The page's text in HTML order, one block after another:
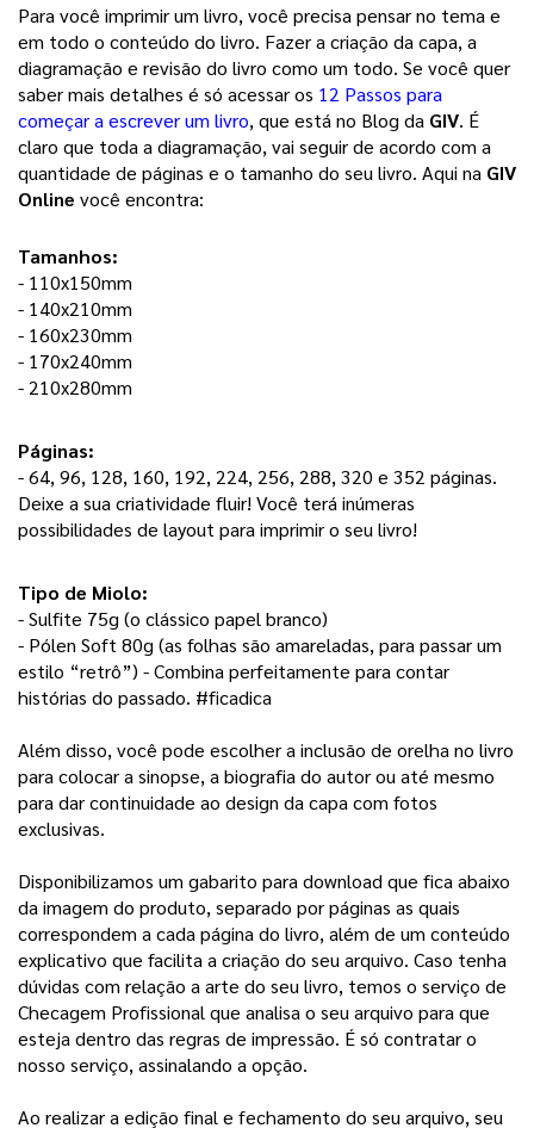
Para você imprimir um livro, você precisa pensar no tema e
em todo o conteúdo do livro. Fazer a criação da capa, a
diagramação e revisão do livro como um todo. Se você quer
saber mais detalhes é só acessar os 12 Passos para
começar a escrever um livro, que está no Blog da GIV. É
claro que toda a diagramação, vai seguir de acordo com a
quantidade de páginas e o tamanho do seu livro. Aqui na GIV
Online você encontra:
Tamanhos:
- 110x150mm
- 140x210mm
- 160x230mm
- 170x240mm
- 210x280mm
Páginas:
Deixe a sua criatividade fluir! Você terá inúmeras
possibilidades de layout para imprimir o seu livro!
Tipo de Miolo:
- Sulfite 75g (o clássico papel branco)
- Pólen Soft 80g (as folhas são amareladas, para passar um
estilo “retrô”) - Combina perfeitamente para contar
histórias do passado. #ficadica
Além disso, você pode escolher a inclusão de orelha no livro
para colocar a sinopse, a biografia do autor ou até mesmo
para dar continuidade ao design da capa com fotos
exclusivas.
Disponibilizamos um gabarito para download que fica abaixo
da imagem do produto, separado por páginas as quais
correspondem a cada página do livro, além de um conteúdo
explicativo que facilita a criação do seu arquivo. Caso tenha
dúvidas com relação a arte do seu livro, temos o serviço de
Checagem Profissional que analisa o seu arquivo para que
esteja dentro das regras de impressão. É só contratar o
nosso serviço, assinalando a opção.